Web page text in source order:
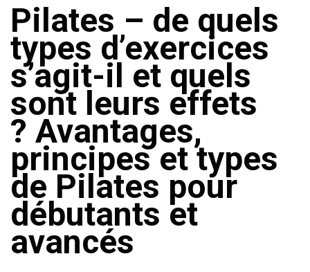
Pilates – de quels
types d’exercices
s’agit-il et quels
sont leurs effets
? Avantages,
principes et types
de Pilates pour
débutants et
avancés